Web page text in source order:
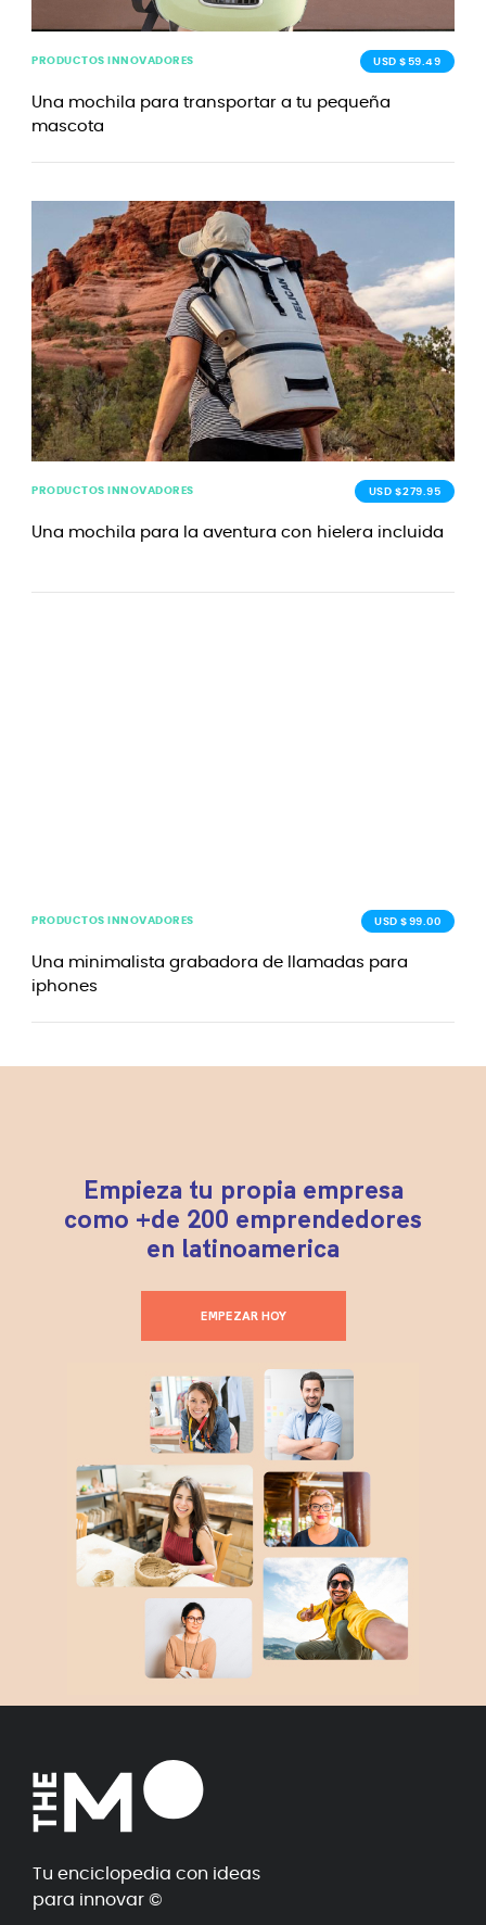
PRODUCTOS INNOVADORES USD $59.49
Una mochila para transportar a tu pequeña
mascota
PRODUCTOS INNOVADORES USD $279.95
Una mochila para la aventura con hielera incluida
PRODUCTOS INNOVADORES USD $99.00
Una minimalista grabadora de llamadas para
iphones
Empieza tu propia empresa
como +de 200 emprendedores
en latinoamerica
EMPEZAR HOY
Tu enciclopedia con ideas
para innovar ©